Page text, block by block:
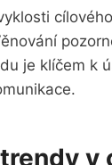
je klíčem k⁤
v